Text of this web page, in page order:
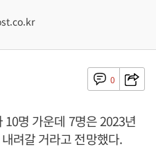
0
명 가운데 7명은 2023년
려갈 거라고 전망했다.